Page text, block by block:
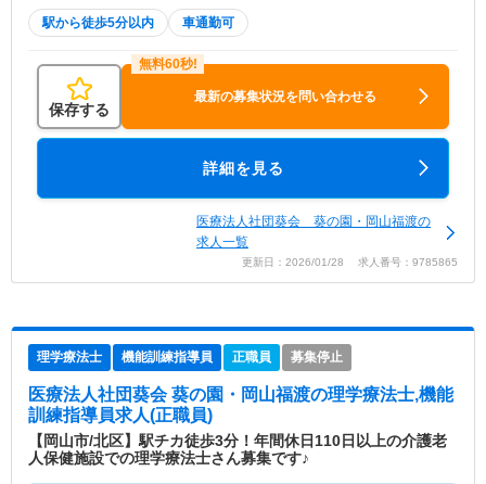
駅から徒歩5分以内 車通勤可
保存する
最新の募集状況を問い合わせる
詳細を見る
医療法人社団葵会 葵の園・岡山福渡の
求人一覧
更新日：2026/01/28 求人番号：9785865
理学療法士 機能訓練指導員 正職員 募集停止
医療法人社団葵会 葵の園・岡山福渡の理学療法士,機能
訓練指導員求人(正職員)
【岡山市/北区】駅チカ徒歩3分！年間休日110日以上の介護老
人保健施設での理学療法士さん募集です♪